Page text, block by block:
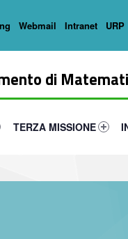
di
15506-16
menu-primary-6902-31
Link identifier #link-menu-
TERZA MISSIONE
Webmail Intranet URP